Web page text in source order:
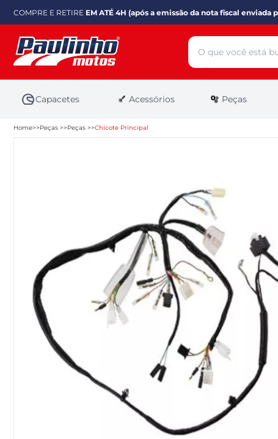
COMPRE E RETIRE EM ATÉ 4H (após a emissão da nota fiscal enviada
Capacetes Acessórios Peças
Home Peças Peças Chicote Principal